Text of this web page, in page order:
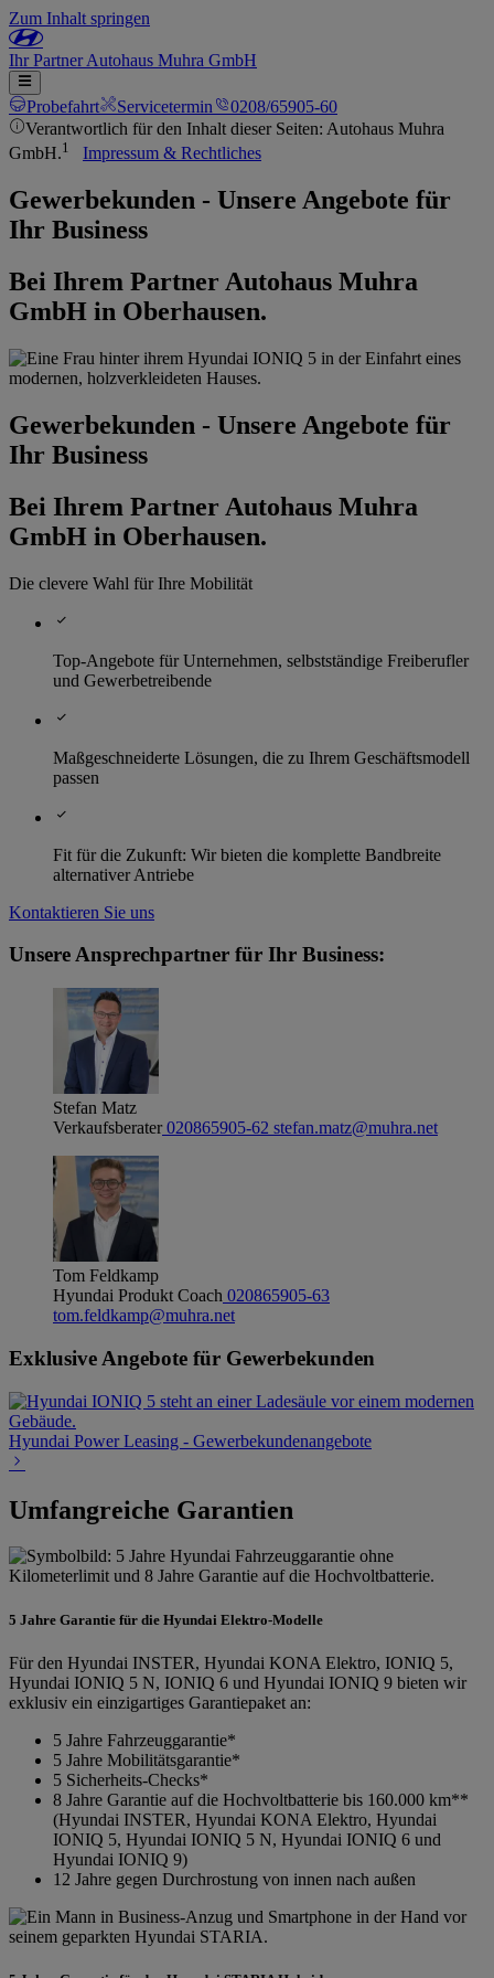
Zum Inhalt springen
IhrPartnerAutohaus Muhra GmbH
Probefahrt Servicetermin
0208/65905-60
Verantwortlich für den Inhalt dieser Seiten: Autohaus Muhra
GmbH.1 Impressum & Rechtliches
Gewerbekunden - Unsere Angebote für
Ihr Business
Bei Ihrem Partner Autohaus Muhra
GmbH in Oberhausen.
Gewerbekunden - Unsere Angebote für
Ihr Business
Bei Ihrem Partner Autohaus Muhra
GmbH in Oberhausen.
Die clevere Wahl für Ihre Mobilität
Top-Angebote für Unternehmen, selbstständige Freiberufler
und Gewerbetreibende
Maßgeschneiderte Lösungen, die zu Ihrem Geschäftsmodell
passen
Fit für die Zukunft: Wir bieten die komplette Bandbreite
alternativer Antriebe
Kontaktieren Sie uns
Unsere Ansprechpartner für Ihr Business:
Stefan Matz
Verkaufsberater020865905-62 stefan.matz@muhra.net
Tom Feldkamp
Hyundai Produkt Coach 020865905-63
tom.feldkamp@muhra.net
Exklusive Angebote für Gewerbekunden
Hyundai Power Leasing - Gewerbekundenangebote
Umfangreiche Garantien
5 Jahre Garantie für die Hyundai Elektro-Modelle
Für den Hyundai INSTER, Hyundai KONA Elektro, IONIQ 5,
Hyundai IONIQ 5 N, IONIQ 6 und Hyundai IONIQ 9 bieten wir
exklusiv ein einzigartiges Garantiepaket an:
5 Jahre Fahrzeuggarantie*
5 Jahre Mobilitätsgarantie*
5 Sicherheits-Checks*
8 Jahre Garantie auf die Hochvoltbatterie bis 160.000 km**
(Hyundai INSTER, Hyundai KONA Elektro, Hyundai
IONIQ 5, Hyundai IONIQ 5 N, Hyundai IONIQ 6 und
Hyundai IONIQ 9)
12 Jahre gegen Durchrostung von innen nach außen